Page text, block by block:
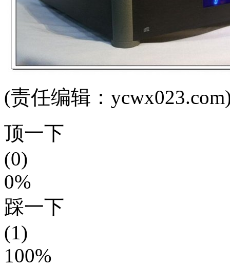
(责任编辑：
顶一下
(0)
0%
踩一下
(1)
100%